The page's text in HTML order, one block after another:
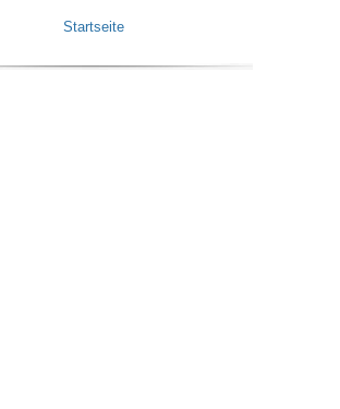
Startseite